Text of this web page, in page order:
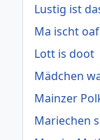
Lustig ist
Ma ischt
Lott is doot
Mädchen
Mainzer
Mariechen